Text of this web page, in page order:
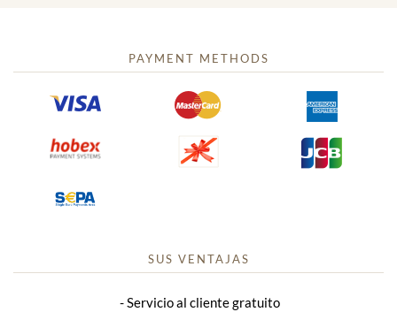
PAYMENT METHODS
SUS VENTAJAS
Servicio al cliente gratuito